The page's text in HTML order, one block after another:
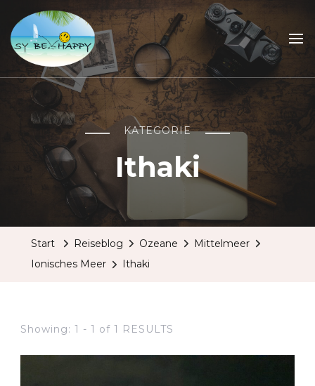
Sailing Be Happy
ein Traum wird wahr
KATEGORIE
Ithaki
Start Reiseblog Ozeane
Mittelmeer
Ionisches Meer
Ithaki
Showing: 1 - 1 of 1 RESULTS